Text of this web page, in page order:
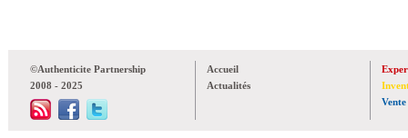
©Authenticite Partnership
2008 - 2025
Accueil
Actualités
Vente